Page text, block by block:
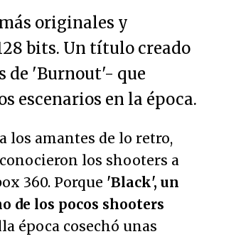
originales y
bits. Un título creado
de 'Burnout'- que
escenarios en la época.
los amantes de lo retro,
los shooters a
360. Porque 'Black', un
de los pocos shooters
época cosechó unas